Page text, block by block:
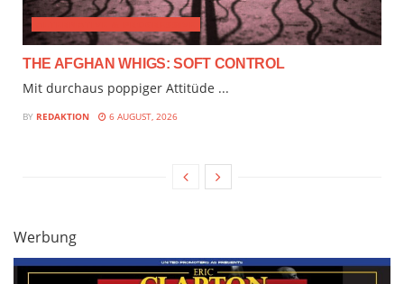
THE AFGHAN WHIGS: SOFT CONTROL
Mit durchaus poppiger Attitüde ...
BY REDAKTION 6 AUGUST, 2026
Werbung